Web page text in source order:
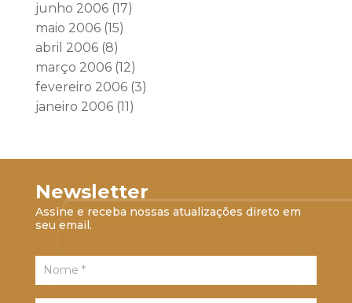
junho 2006(17)
maio 2006(15)
abril 2006(8)
março 2006(12)
fevereiro 2006(3)
janeiro 2006(11)
Newsletter
Assine e receba nossas atualizações direto em
seu email.